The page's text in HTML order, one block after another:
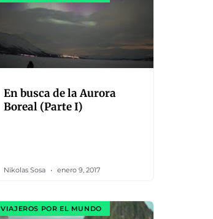
En busca de la Aurora
Boreal (Parte I)
Nikolas Sosa enero 9, 2017
VIAJEROS POR EL MUNDO